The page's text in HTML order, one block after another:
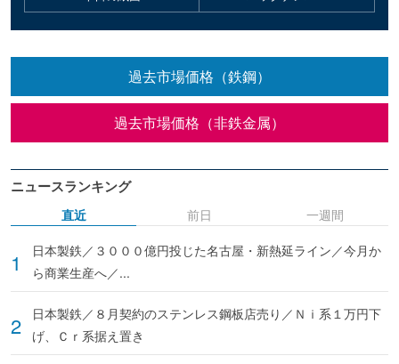
過去市場価格（鉄鋼）
過去市場価格（非鉄金属）
ニュースランキング
直近
日本製鉄／３０００億円投じた名古屋・新熱延ライン／今月か
ら商業生産へ／...
日本製鉄／８月契約のステンレス鋼板店売り／Ｎｉ系１万円下
げ、Ｃｒ系据え置き
前日 一週間